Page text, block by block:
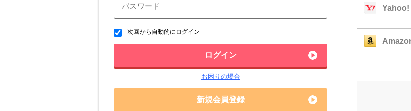
次回から自動的にログイン
ログイン
お困りの場合
新規会員登録
Yahoo!